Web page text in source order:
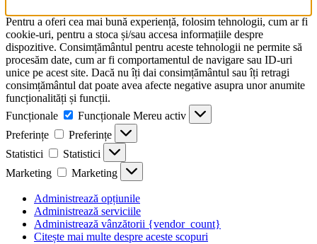
Pentru a oferi cea mai bună experiență, folosim tehnologii, cum ar fi
cookie-uri, pentru a stoca și/sau accesa informațiile despre
dispozitive. Consimțământul pentru aceste tehnologii ne permite să
procesăm date, cum ar fi comportamentul de navigare sau ID-uri
unice pe acest site. Dacă nu îți dai consimțământul sau îți retragi
consimțământul dat poate avea afecte negative asupra unor anumite
funcționalități și funcții.
Funcționale
Funcționale Mereu activ
Preferințe
Preferințe
Statistici
Statistici
Marketing
Marketing
Administrează opțiunile
Administrează serviciile
Administrează vânzătorii {vendor_count}
Citește mai multe despre aceste scopuri